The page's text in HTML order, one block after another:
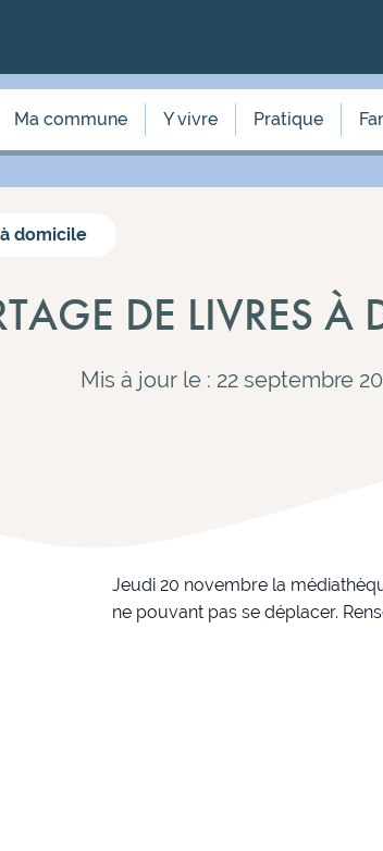
Ma commune Y vivre Pratique
domicile
DE LIVRES À
Mis à jour le : 22 septembre
Jeudi 20 novembre la
ne pouvant pas se déplacer.